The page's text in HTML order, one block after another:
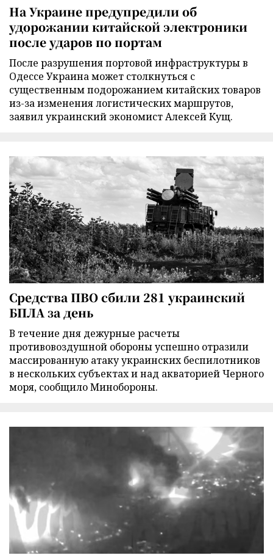
На Украине предупредили об
удорожании китайской электроники
после ударов по портам
После разрушения портовой инфраструктуры в
Одессе Украина может столкнуться с
существенным подорожанием китайских товаров
из-за изменения логистических маршрутов,
заявил украинский экономист Алексей Кущ.
Средства ПВО сбили 281 украинский
БПЛА за день
В течение дня дежурные расчеты
противовоздушной обороны успешно отразили
массированную атаку украинских беспилотников
в нескольких субъектах и над акваторией Черного
моря, сообщило Минобороны.